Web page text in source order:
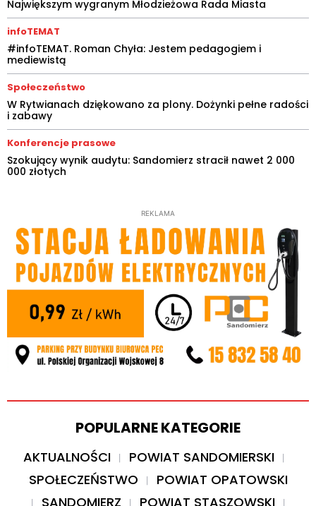
Największym wygranym Młodzieżowa Rada Miasta
infoTEMAT
#infoTEMAT. Roman Chyła: Jestem pedagogiem i
mediewistą
Społeczeństwo
W Rytwianach dziękowano za plony. Dożynki pełne radości
i zabawy
Konferencje prasowe
Szokujący wynik audytu: Sandomierz stracił nawet 2 000
000 złotych
REKLAMA
POPULARNE KATEGORIE
AKTUALNOŚCI
POWIAT SANDOMIERSKI
SPOŁECZEŃSTWO
POWIAT OPATOWSKI
SANDOMIERZ
POWIAT STASZOWSKI